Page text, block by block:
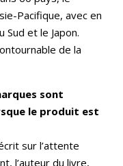
Pacifique, avec en
Sud et le Japon.
de la
sont
le produit est
sur l’attente
l’auteur du livre,